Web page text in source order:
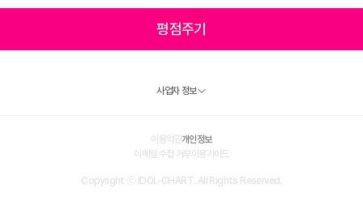
평점주기
사업자 정보
이용약관개인정보
이메일 수집 거부이용가이드
Copyright ⓒ IDOL-CHART. All Rights Reserved.